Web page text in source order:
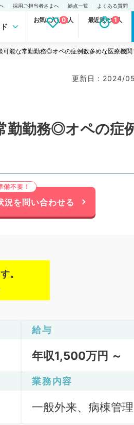
採用ご担当者さまへ 拠点一覧 よくある質問
お気に入り求人
0 最近見た求人
1
可能な常勤勤務◎オペの症例数多めな医療機関
更新日 : 2024/
勤勤務◎オペの症
況を問い合わせる
。
給与
年収1,500万円 ～
業務内容
一般外来、病棟管理